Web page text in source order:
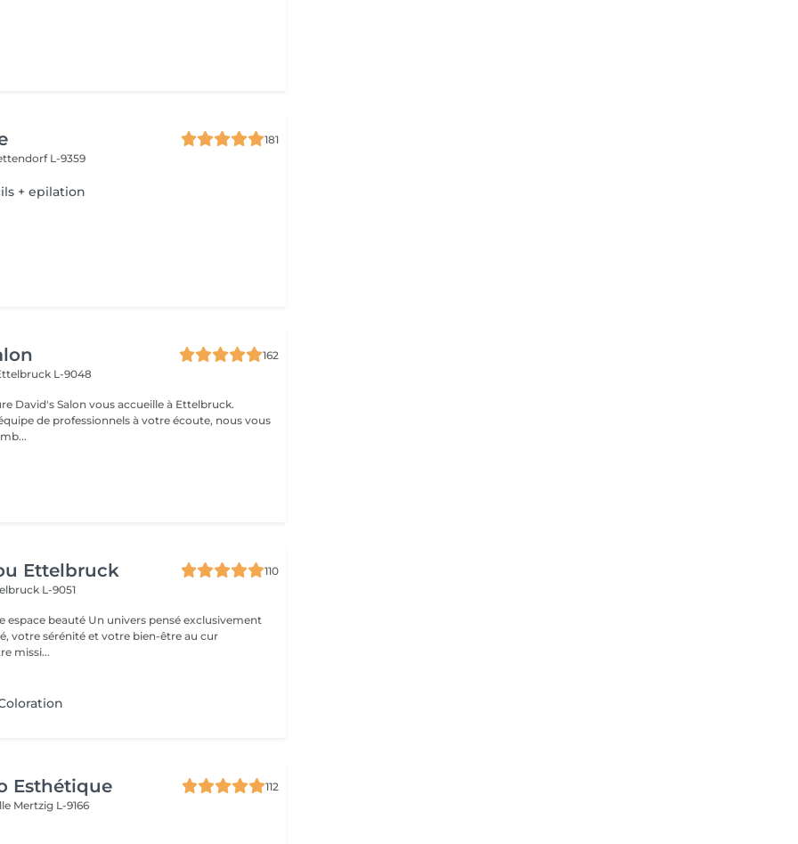
181
L-9359
+ epilation
162
L-9048
David's Salon vous accueille à Ettelbruck.
de professionnels à votre écoute, nous vous
Ettelbruck
110
L-9051
univers pensé exclusivement
votre sérénité et votre bien-être au cur
missi...
Esthétique
112
Mertzig L-9166